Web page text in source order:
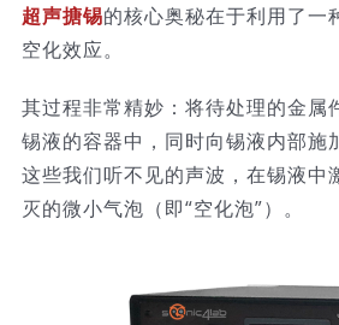
超声搪锡的核心奥秘在于利用了
空化效应。
其过程非常精妙：将待处理的金属
锡液的容器中，同时向锡液内部施
这些我们听不见的声波，在锡液中
灭的微小气泡（即“空化泡”）。